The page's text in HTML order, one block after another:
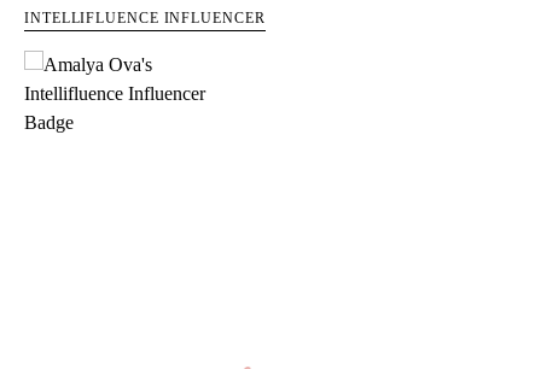
INTELLIFLUENCE INFLUENCER